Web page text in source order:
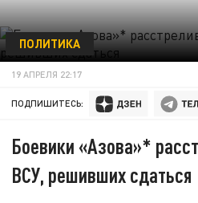
ПОЛИТИКА
19 АПРЕЛЯ 22:17
ПОДПИШИТЕСЬ:
Боевики «Азова»*
ВСУ, решивших сдаться